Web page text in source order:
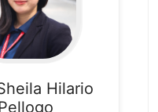
Hilario